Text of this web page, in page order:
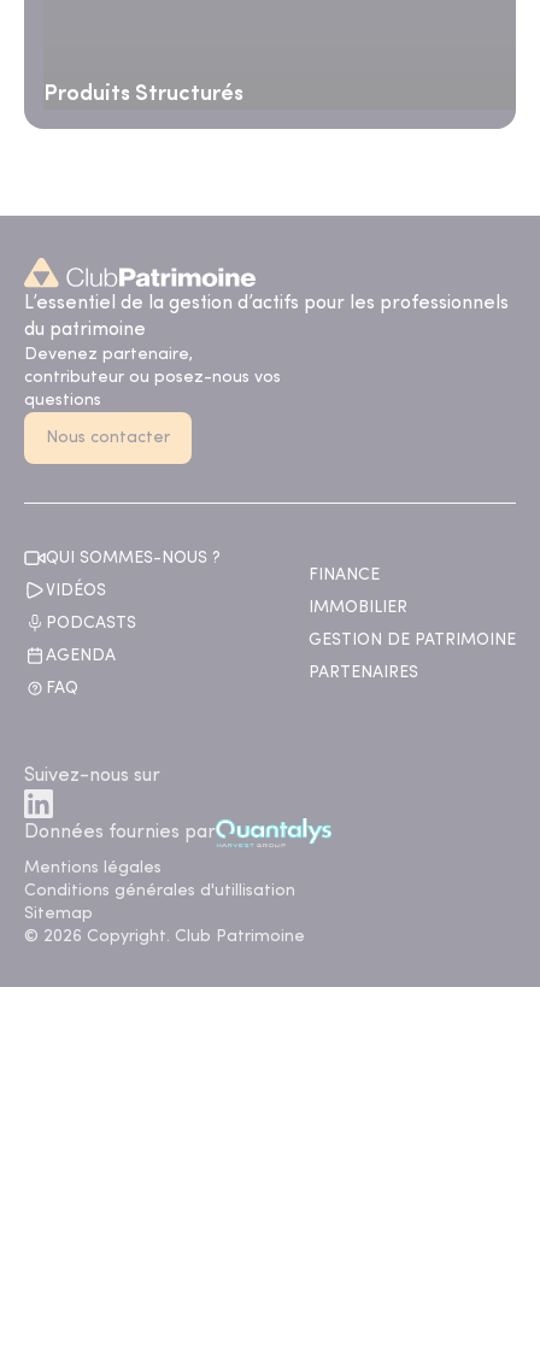
Produits Structurés
L’essentiel de la gestion d’actifs pour les professionnels
du patrimoine
Devenez partenaire,
contributeur ou posez-nous vos
questions
Nous contacter
QUI SOMMES-NOUS ?
VIDÉOS
PODCASTS
AGENDA
FAQ
FINANCE
IMMOBILIER
GESTION DE PATRIMOINE
PARTENAIRES
Suivez-nous sur
Données fournies par
Mentions légales
Conditions générales d'utillisation
Sitemap
© 2026 Copyright. Club Patrimoine